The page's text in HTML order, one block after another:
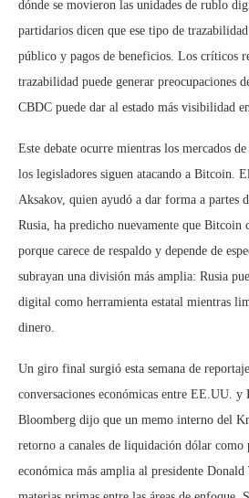
dónde se movieron las unidades de rublo
partidarios dicen que ese tipo de
público y pagos de beneficios. Los críticos
trazabilidad puede generar preocupaciones
CBDC puede dar al estado más visibilidad
Este debate ocurre mientras los mercados
los legisladores siguen atacando a Bitcoin.
Aksakov, quien ayudó a dar forma a partes
Rusia, ha predicho nuevamente que Bitcoin
porque carece de respaldo y depende de
subrayan una división más amplia: Rusia
digital como herramienta estatal mientras
dinero.
Un giro final surgió esta semana de
conversaciones económicas entre EE.UU. y
Bloomberg dijo que un memo interno del
retorno a canales de liquidación dólar como
económica más amplia al presidente